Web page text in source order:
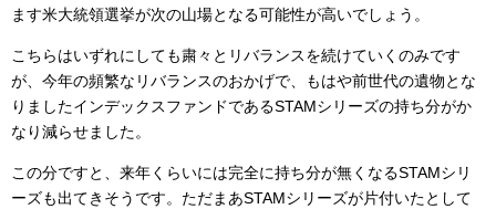
ます米大統領選挙が次の山場となる可能性が高いでしょう。
こちらはいずれにしても粛々とリバランスを続けていくのみです
が、今年の頻繁なリバランスのおかげで、もはや前世代の遺物とな
りましたインデックスファンドであるSTAMシリーズの持ち分がか
なり減らせました。
この分ですと、来年くらいには完全に持ち分が無くなるSTAMシリ
ーズも出てきそうです。ただまあSTAMシリーズが片付いたとして